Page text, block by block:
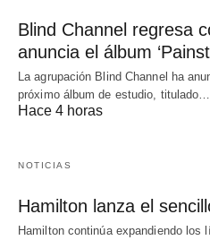
Blind Channel regresa
anuncia el álbum
La agrupación Blind Channel ha
próximo álbum de estudio, titulado…
Hace 4 horas
NOTICIAS
Hamilton lanza el
Hamilton continúa expandiendo los